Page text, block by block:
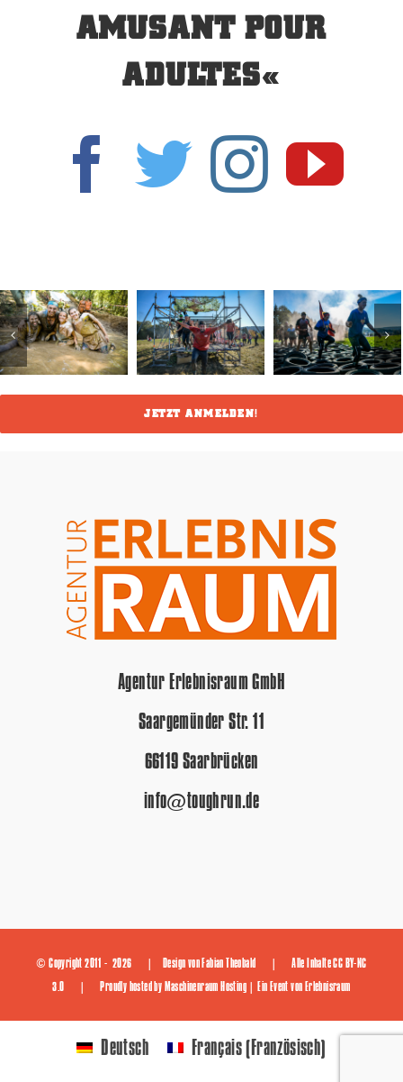
AMUSANT POUR
ADULTES«
JETZT ANMELDEN!
Agentur Erlebnisraum GmbH
Saargemünder Str. 11
66119 Saarbrücken
info@toughrun.de
© Copyright 2011 - 2026 | Design vonFabian Theobald | Alle InhalteCC BY-NC
3.0 | Proudly hosted byMaschinenraum Hosting | Ein Event vonErlebnisraum
Deutsch Français(Französisch)